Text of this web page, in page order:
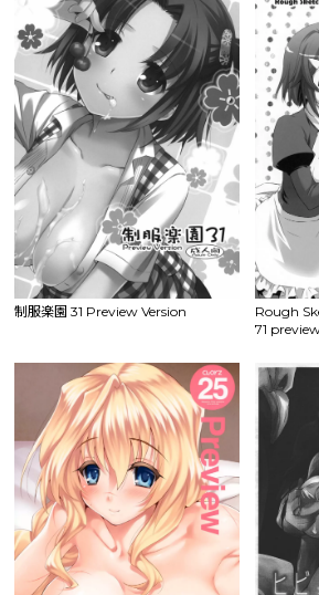
制服楽園 31 Preview Version
Rough
71